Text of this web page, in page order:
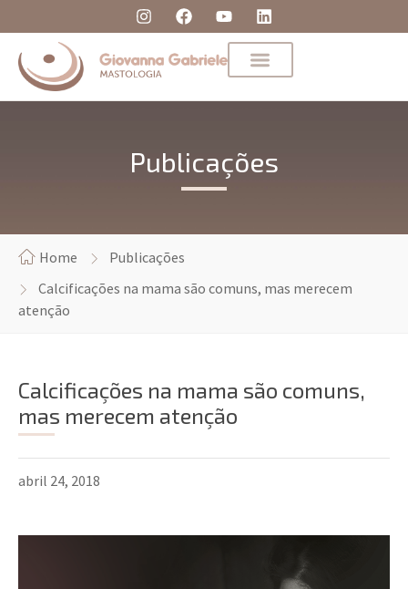
Publicações
Home
Publicações
Calcificações na mama são comuns, mas merecem
atenção
Calcificações na mama são comuns,
mas merecem atenção
abril 24, 2018